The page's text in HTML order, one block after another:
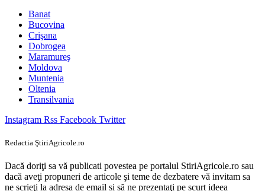
Banat
Bucovina
Crişana
Dobrogea
Maramureş
Moldova
Muntenia
Oltenia
Transilvania
Instagram Rss Facebook Twitter
Redactia ŞtiriAgricole.ro
Dacă doriţi sa vă publicati povestea pe portalul StiriAgricole.ro sau
dacă aveţi propuneri de articole şi teme de dezbatere vă invitam sa
ne scrieţi la adresa de email si să ne prezentaţi pe scurt ideea